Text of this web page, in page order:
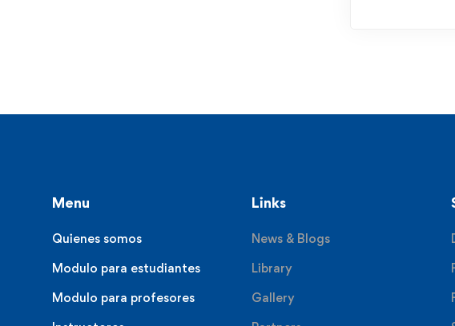
Menu
Quienes somos
Modulo para estudiantes
Modulo para profesores
Links
News & Blogs
Library
Gallery